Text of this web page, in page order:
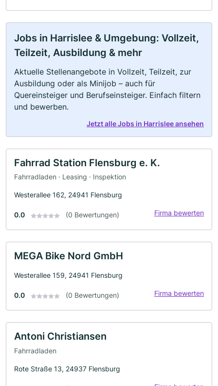
Jobs in Harrislee & Umgebung: Vollzeit,
Teilzeit, Ausbildung & mehr
Aktuelle Stellenangebote in Vollzeit, Teilzeit, zur
Ausbildung oder als Minijob – auch für
Quereinsteiger und Berufseinsteiger. Einfach filtern
und bewerben.
Jetzt alle Jobs in Harrislee ansehen
Fahrrad Station Flensburg e. K.
Fahrradladen · Leasing · Inspektion
Westerallee 162, 24941 Flensburg
0.0 (0 Bewertungen) Firma bewerten
MEGA Bike Nord GmbH
Westerallee 159, 24941 Flensburg
0.0 (0 Bewertungen) Firma bewerten
Antoni Christiansen
Fahrradladen
Rote Straße 13, 24937 Flensburg